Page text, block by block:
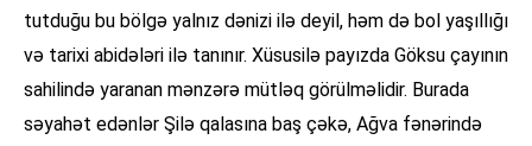
tutduğu bu bölgə yalnız dənizi ilə deyil, həm də bol yaşıllığı
və tarixi abidələri ilə tanınır. Xüsusilə payızda Göksu çayının
sahilində yaranan mənzərə mütləq görülməlidir. Burada
səyahət edənlər Şilə qalasına baş çəkə, Ağva fənərində